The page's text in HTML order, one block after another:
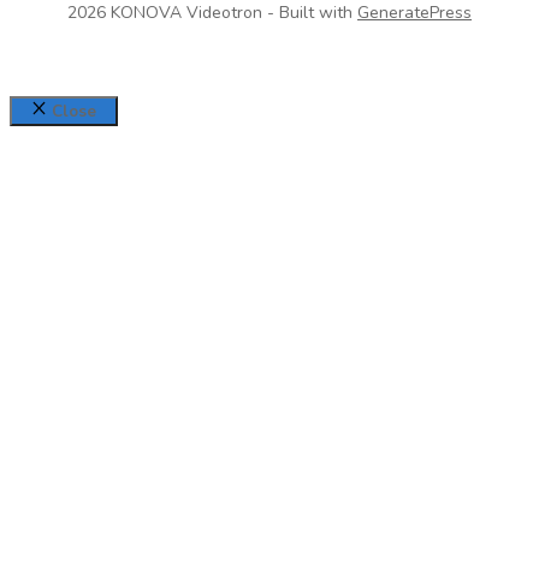
2026 KONOVA Videotron - Built with GeneratePress
Close